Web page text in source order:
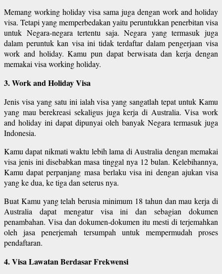
Memang working holiday visa sama juga dengan work and holiday
visa. Tetapi yang memperbedakan yaitu peruntukkan penerbitan visa
untuk Negara-negara tertentu saja. Negara yang termasuk juga
dalam peruntuk kan visa ini tidak terdaftar dalam pengerjaan visa
work and holiday. Kamu pun dapat berwisata dan kerja dengan
memakai visa working holiday.
3. Work and Holiday Visa
Jenis visa yang satu ini ialah visa yang sangatlah tepat untuk Kamu
yang mau berekreasi sekaligus juga kerja di Australia. Visa work
and holiday ini dapat dipunyai oleh banyak Negara termasuk juga
Indonesia.
Kamu dapat nikmati waktu lebih lama di Australia dengan memakai
visa jenis ini disebabkan masa tinggal nya 12 bulan. Kelebihannya,
Kamu dapat perpanjang masa berlaku visa ini dengan ajukan visa
yang ke dua, ke tiga dan seterus nya.
Buat Kamu yang telah berusia minimum 18 tahun dan mau kerja di
Australia dapat mengatur visa ini dan sebagian dokumen
penambahan. Visa dan dokumen-dokumen itu mesti di terjemahkan
oleh jasa penerjemah tersumpah untuk mempermudah proses
pendaftaran.
4. Visa Lawatan Berdasar Frekwensi